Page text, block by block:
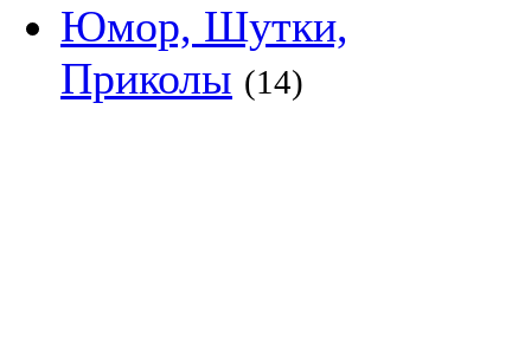
Юмор, Шутки,
Приколы (14)